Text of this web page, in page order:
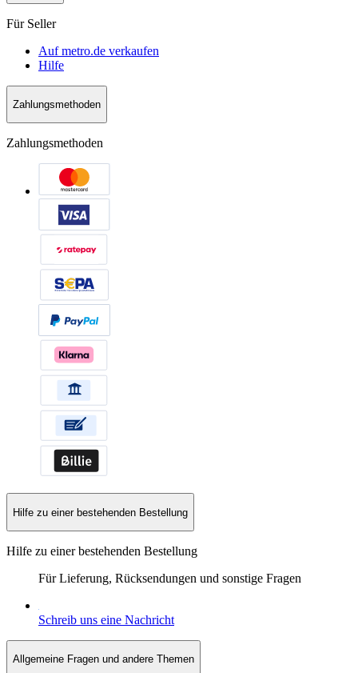
Für Seller
Auf metro.de verkaufen
Hilfe
Zahlungsmethoden
Zahlungsmethoden
Hilfe zu einer bestehenden Bestellung
Hilfe zu einer bestehenden Bestellung
Für Lieferung, Rücksendungen und sonstige Fragen
Schreib uns eine Nachricht
Allgemeine Fragen und andere Themen